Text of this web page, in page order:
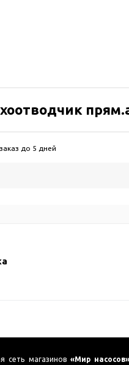
до 5 дней
сеть магазинов «Мир насосов»